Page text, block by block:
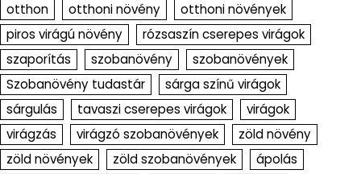
otthon otthoni növény
otthoni növények
piros virágú növény
rózsaszín cserepes virágok
szaporítás
szobanövény
szobanövények
Szobanövény tudastár
sárga színű virágok
sárgulás
tavaszi cserepes virágok
virágok
virágzás
virágzó szobanövények
zöld növény
zöld növények
zöld szobanövények
ápolás